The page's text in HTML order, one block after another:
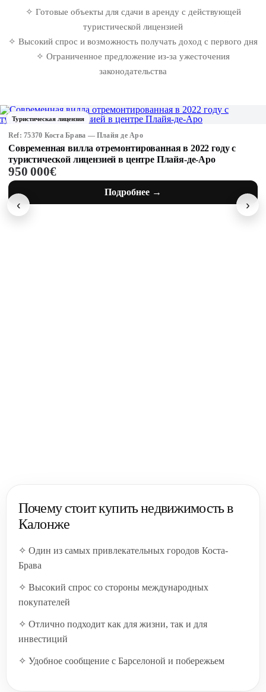
✧ Готовые объекты для сдачи в аренду с действующей
туристической лицензией
✧ Высокий спрос и возможность получать доход с первого дня
✧ Ограниченное предложение из-за ужесточения
законодательства
Туристическая лицензия
Ref: 75351 Коста Брава — Санта Кристина де Аро
Исключительное средиземноморское поместье с
туристической лицензией, тремя постройками и
территорией более 35 гектаров на Коста-Брава
6 950 000€
‹ ›
Почему стоит купить недвижимость в
Калонже
✧ Один из самых привлекательных городов Коста-
Брава
✧ Высокий спрос со стороны международных
покупателей
✧ Отлично подходит как для жизни, так и для
инвестиций
✧ Удобное сообщение с Барселоной и побережьем